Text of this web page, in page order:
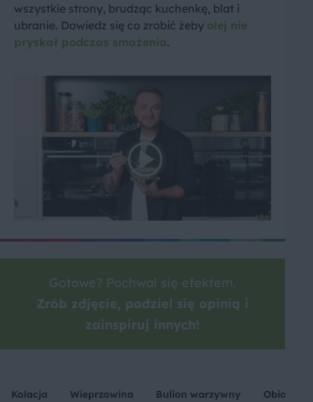
wszystkie strony, brudząc kuchenkę, blat i
ubranie. Dowiedz się co zrobić żeby olej nie
pryskał podczas smażenia.
Gotowe? Pochwal się efektem.
Zrób zdjęcie, podziel się opinią i
zainspiruj innych!
Kolacja Wieprzowina Bulion warzywny Obiad z